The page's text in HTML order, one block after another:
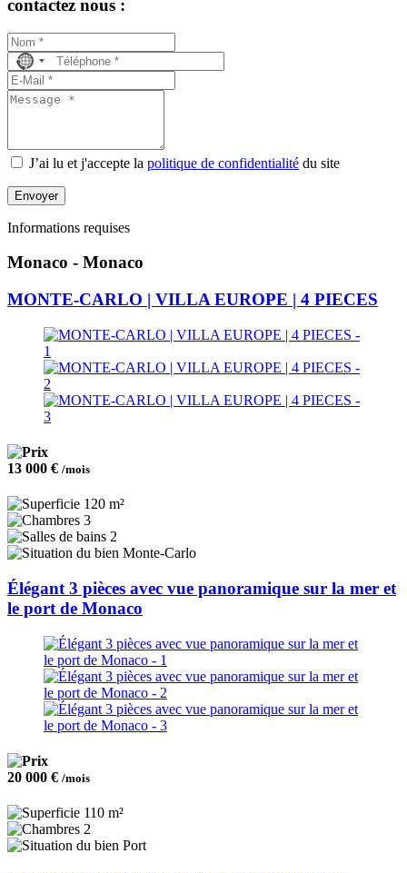
contactez nous :
No
country
selected
J’ai lu et j'accepte la politique de confidentialité du site
Envoyer
Informations requises
Monaco - Monaco
MONTE-CARLO | VILLA EUROPE | 4 PIECES
13 000 € /mois
120 m²
3
2
Monte-Carlo
Élégant 3 pièces avec vue panoramique sur la mer et
le port de Monaco
20 000 € /mois
110 m²
2
Port